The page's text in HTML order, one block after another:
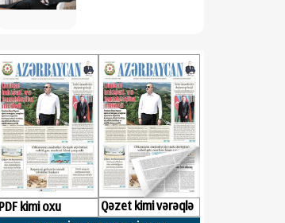
PDF kimi oxu Qəzet kimi vərəqlə